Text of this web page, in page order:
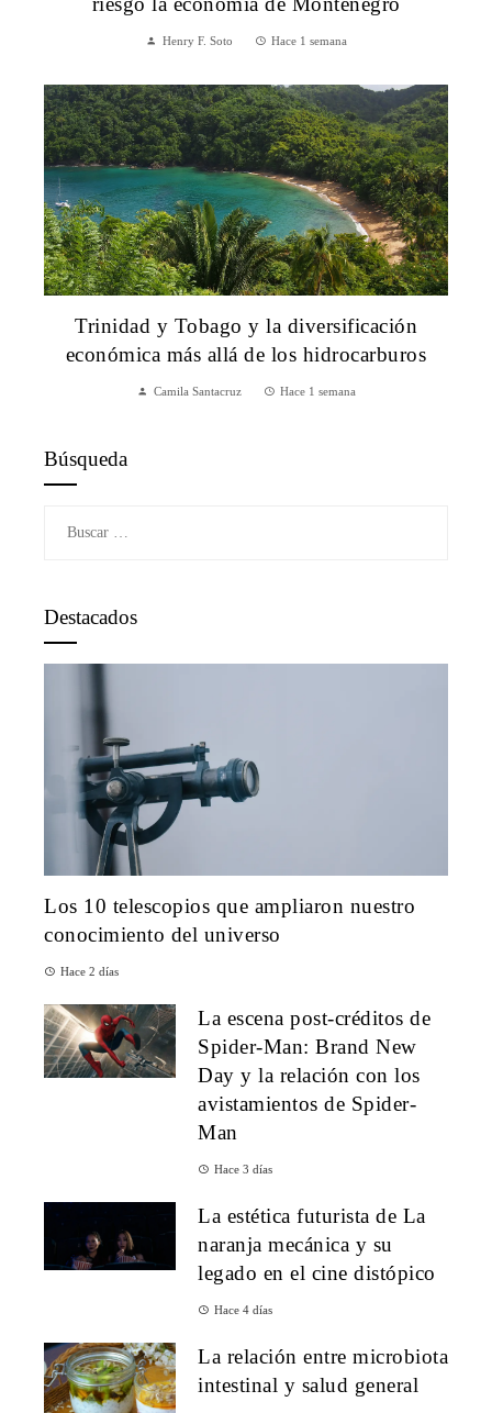
Henry F. Soto Hace 1 semana
Trinidad y Tobago y la diversificación
económica más allá de los hidrocarburos
Camila Santacruz Hace 1 semana
Búsqueda
Destacados
Los 10 telescopios que ampliaron nuestro
conocimiento del universo
Hace 2 días
La escena post-créditos de
Spider-Man: Brand New
Day y la relación con los
avistamientos de Spider-
Man
Hace 3 días
La estética futurista de La
naranja mecánica y su
legado en el cine distópico
Hace 4 días
La relación entre microbiota
intestinal y salud general